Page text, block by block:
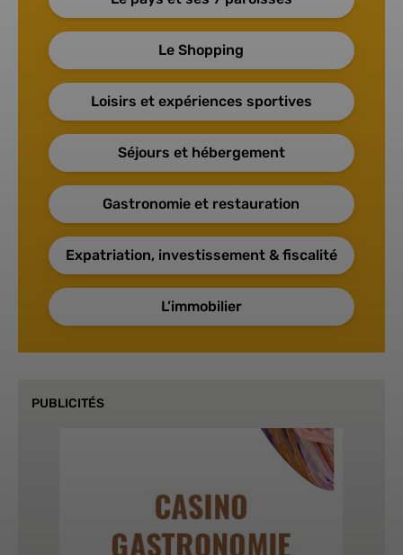
Le Shopping
Loisirs et expériences sportives
Séjours et hébergement
Gastronomie et restauration
Expatriation, investissement & fiscalité
L’immobilier
PUBLICITÉS